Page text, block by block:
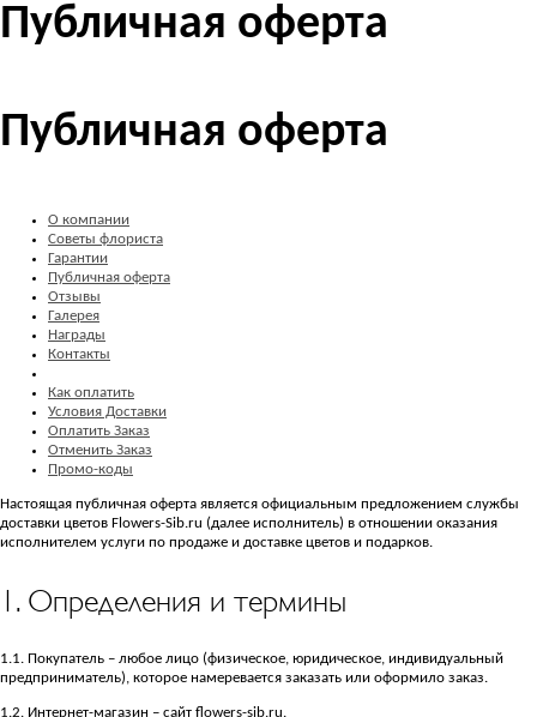
Публичная оферта
Публичная оферта
О компании
Советы флориста
Гарантии
Публичная оферта
Отзывы
Галерея
Награды
Контакты
Как оплатить
Условия Доставки
Оплатить Заказ
Отменить Заказ
Промо-коды
Настоящая публичная оферта является официальным предложением службы
доставки цветов Flowers-Sib.ru (далее исполнитель) в отношении оказания
исполнителем услуги по продаже и доставке цветов и подарков.
1. Определения и термины
1.1. Покупатель – любое лицо (физическое, юридическое, индивидуальный
предприниматель), которое намеревается заказать или оформило заказ.
1.2. Интернет-магазин – сайт flowers-sib.ru.